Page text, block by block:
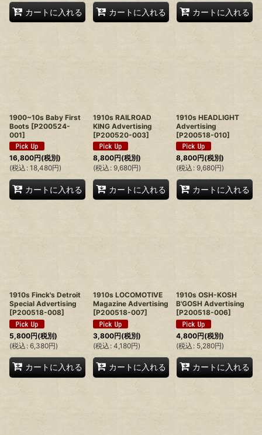
カートに入れる カートに入れる カートに入れる
1900~10s Baby First
Boots [P200524-
001]
16,800円(税別)
(税込 : 18,480円)
カートに入れる
1910s RAILROAD
KING Advertising
[P200520-003]
8,800円(税別)
(税込 : 9,680円)
カートに入れる
1910s HEADLIGHT
Advertising
[P200518-010]
8,800円(税別)
(税込 : 9,680円)
カートに入れる
1910s Finck's Detroit
Special Advertising
[P200518-008]
5,800円(税別)
(税込 : 6,380円)
カートに入れる
1910s LOCOMOTIVE
Magazine Advertising
[P200518-007]
3,800円(税別)
(税込 : 4,180円)
カートに入れる
1910s OSH-KOSH
B'GOSH Advertising
[P200518-006]
4,800円(税別)
(税込 : 5,280円)
カートに入れる